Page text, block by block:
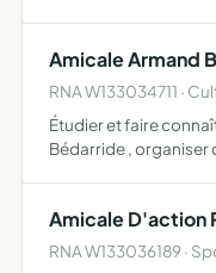
Amicale Armand
RNA W133034711 ·
Étudier et faire
Bédarride , organiser
favo…
Amicale D'action
RNA W133036189 ·